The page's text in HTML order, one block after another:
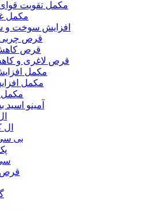
مکمل تقویت
مکمل
افزایش سوخت و
قرص
قرص
قرص لاغری و
مکمل
مکمل
مکمل
آمینو اسید
ال
بی
قرص